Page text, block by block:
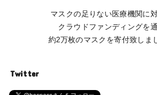
マスクの足りない医療機関に
クラウドファンディングを
約2万枚のマスクを寄付致しま
Twitter